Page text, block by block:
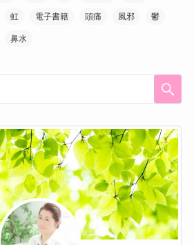
虹 電子書籍 頭痛 風邪 鬱
鼻水